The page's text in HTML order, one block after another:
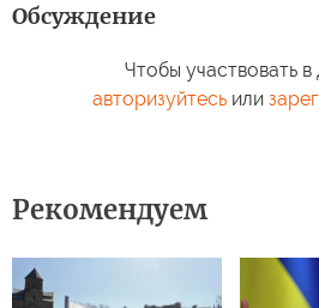
Обсуждение
Чтобы участвовать в
авторизуйтесьили
Рекомендуем